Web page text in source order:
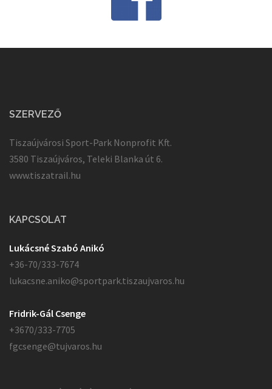
SZERVEZŐ
Tiszaújvárosi Sport-Park Nonprofit Kft.
3580 Tiszaújváros, Teleki Blanka út 6.
www.tiszatrail.hu
KAPCSOLAT
Lukácsné Szabó Anikó
+36-70/333-7674
lukacsne.aniko@sportpark.tiszaujvaros.hu
Fridrik-Gál Csenge
+3670/333-7705
fgcsenge@tujvaros.hu